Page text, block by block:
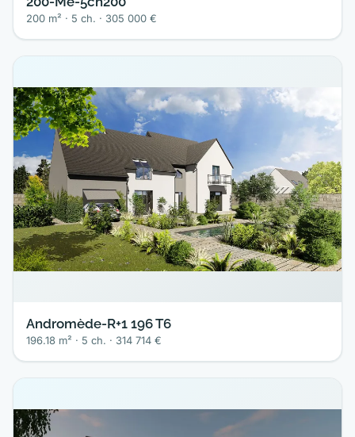
200 m² · 5 ch. · 305 000 €
Andromède-R+1 196 T6
196.18 m² · 5 ch. · 314 714 €